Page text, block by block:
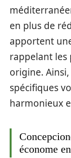
en plus de
apportent
rappelant les
origine.
spécifiques
harmonieux
économe